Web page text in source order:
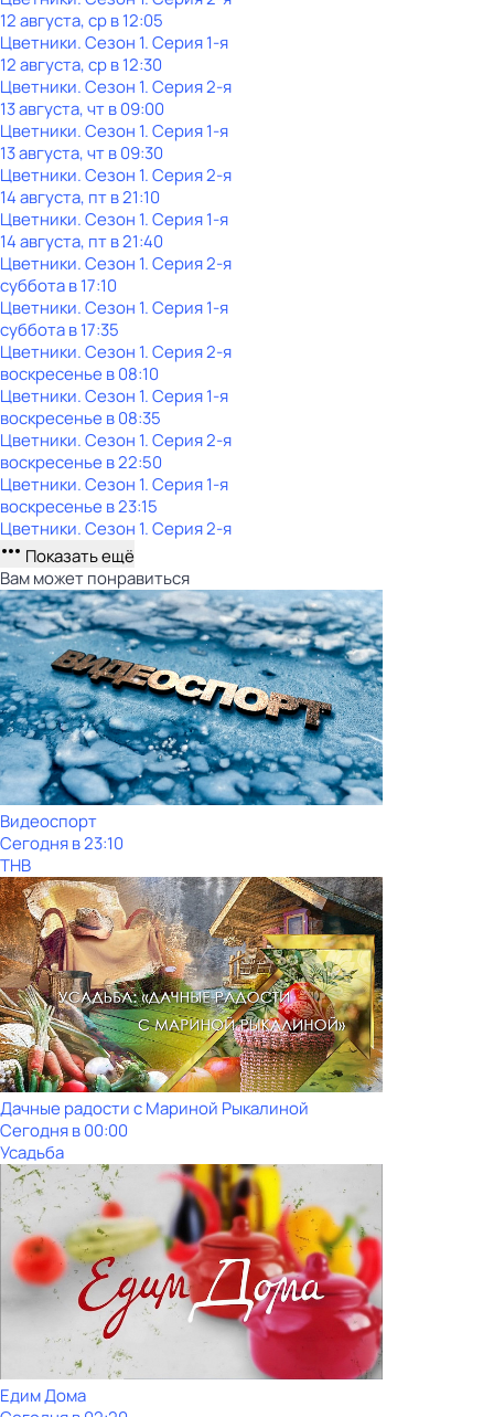
12 августа, ср в 12:05
Цветники. Сезон 1. Серия 1-я
12 августа, ср в 12:30
Цветники. Сезон 1. Серия 2-я
13 августа, чт в 09:00
Цветники. Сезон 1. Серия 1-я
13 августа, чт в 09:30
Цветники. Сезон 1. Серия 2-я
14 августа, пт в 21:10
Цветники. Сезон 1. Серия 1-я
14 августа, пт в 21:40
Цветники. Сезон 1. Серия 2-я
субботав17:10
Цветники. Сезон 1. Серия 1-я
субботав17:35
Цветники. Сезон 1. Серия 2-я
воскресенье в08:10
Цветники. Сезон 1. Серия 1-я
воскресенье в08:35
Цветники. Сезон 1. Серия 2-я
воскресенье в22:50
Цветники. Сезон 1. Серия 1-я
воскресенье в23:15
Цветники. Сезон 1. Серия 2-я
Показать ещё
Вам может понравиться
Видеоспорт
Сегодня в 23:10
ТНВ
Дачные радости с Мариной Рыкалиной
Сегодня в 00:00
Усадьба
Едим Дома